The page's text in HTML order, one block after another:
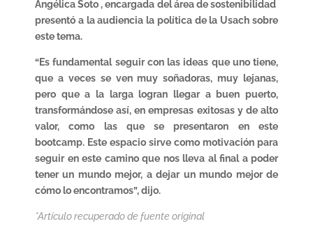
Angélica Soto , encargada del área de sostenibilidad
presentó a la audiencia la política de la Usach sobre
este tema.
“Es fundamental seguir con las ideas que uno tiene,
que a veces se ven muy soñadoras, muy lejanas,
pero que a la larga logran llegar a buen puerto,
transformándose así, en empresas exitosas y de alto
valor, como las que se presentaron en este
bootcamp. Este espacio sirve como motivación para
seguir en este camino que nos lleva al final a poder
tener un mundo mejor, a dejar un mundo mejor de
cómo lo encontramos”, dijo.
*Artículo recuperado de fuente original